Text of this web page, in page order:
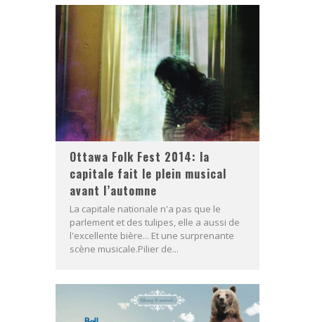
Ottawa Folk Fest 2014: la
capitale fait le plein musical
avant l’automne
La capitale nationale n'a pas que le
parlement et des tulipes, elle a aussi de
l'excellente bière... Et une surprenante
scène musicale.Pilier de...